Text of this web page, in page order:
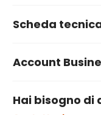
Scheda
Account
Hai bisogno di